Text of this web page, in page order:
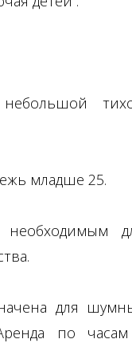
младше 25.
для
по